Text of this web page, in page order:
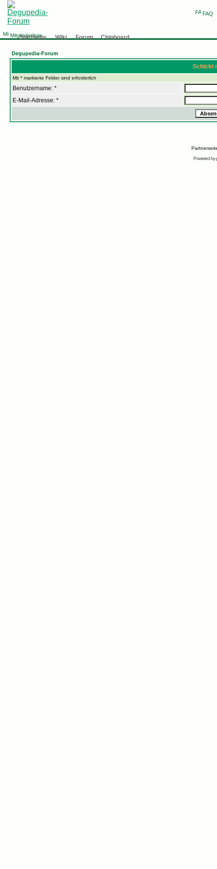
FAQ
Mitgliederliste
Startseite Wiki Forum Chinboard
Degupedia-Forum
Schickt
Mit * markierte Felder sind erforderlich
Benutzername: *
E-Mail-Adresse: *
Powered by